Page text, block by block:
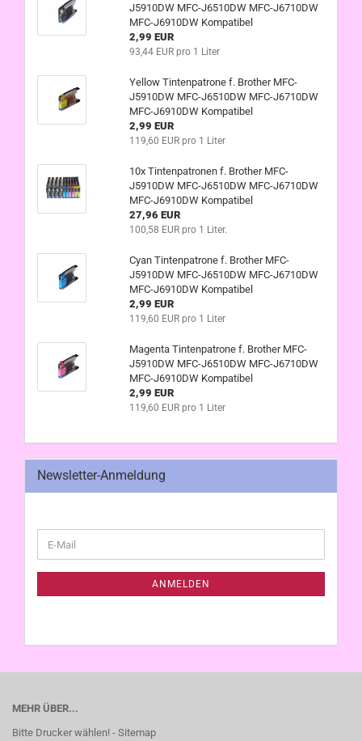
J5910DW MFC-J6510DW MFC-J6710DW
MFC-J6910DW Kompatibel
2,99 EUR
93,44 EUR pro 1 Liter
Yellow Tintenpatrone f. Brother MFC-
J5910DW MFC-J6510DW MFC-J6710DW
MFC-J6910DW Kompatibel
2,99 EUR
119,60 EUR pro 1 Liter
10x Tintenpatronen f. Brother MFC-
J5910DW MFC-J6510DW MFC-J6710DW
MFC-J6910DW Kompatibel
27,96 EUR
100,58 EUR pro 1 Liter.
Cyan Tintenpatrone f. Brother MFC-
J5910DW MFC-J6510DW MFC-J6710DW
MFC-J6910DW Kompatibel
2,99 EUR
119,60 EUR pro 1 Liter
Magenta Tintenpatrone f. Brother MFC-
J5910DW MFC-J6510DW MFC-J6710DW
MFC-J6910DW Kompatibel
2,99 EUR
119,60 EUR pro 1 Liter
Newsletter-Anmeldung
ZUR
E-
Mail
ANMELDEN
MEHR ÜBER...
Bitte Drucker wählen! - Sitemap